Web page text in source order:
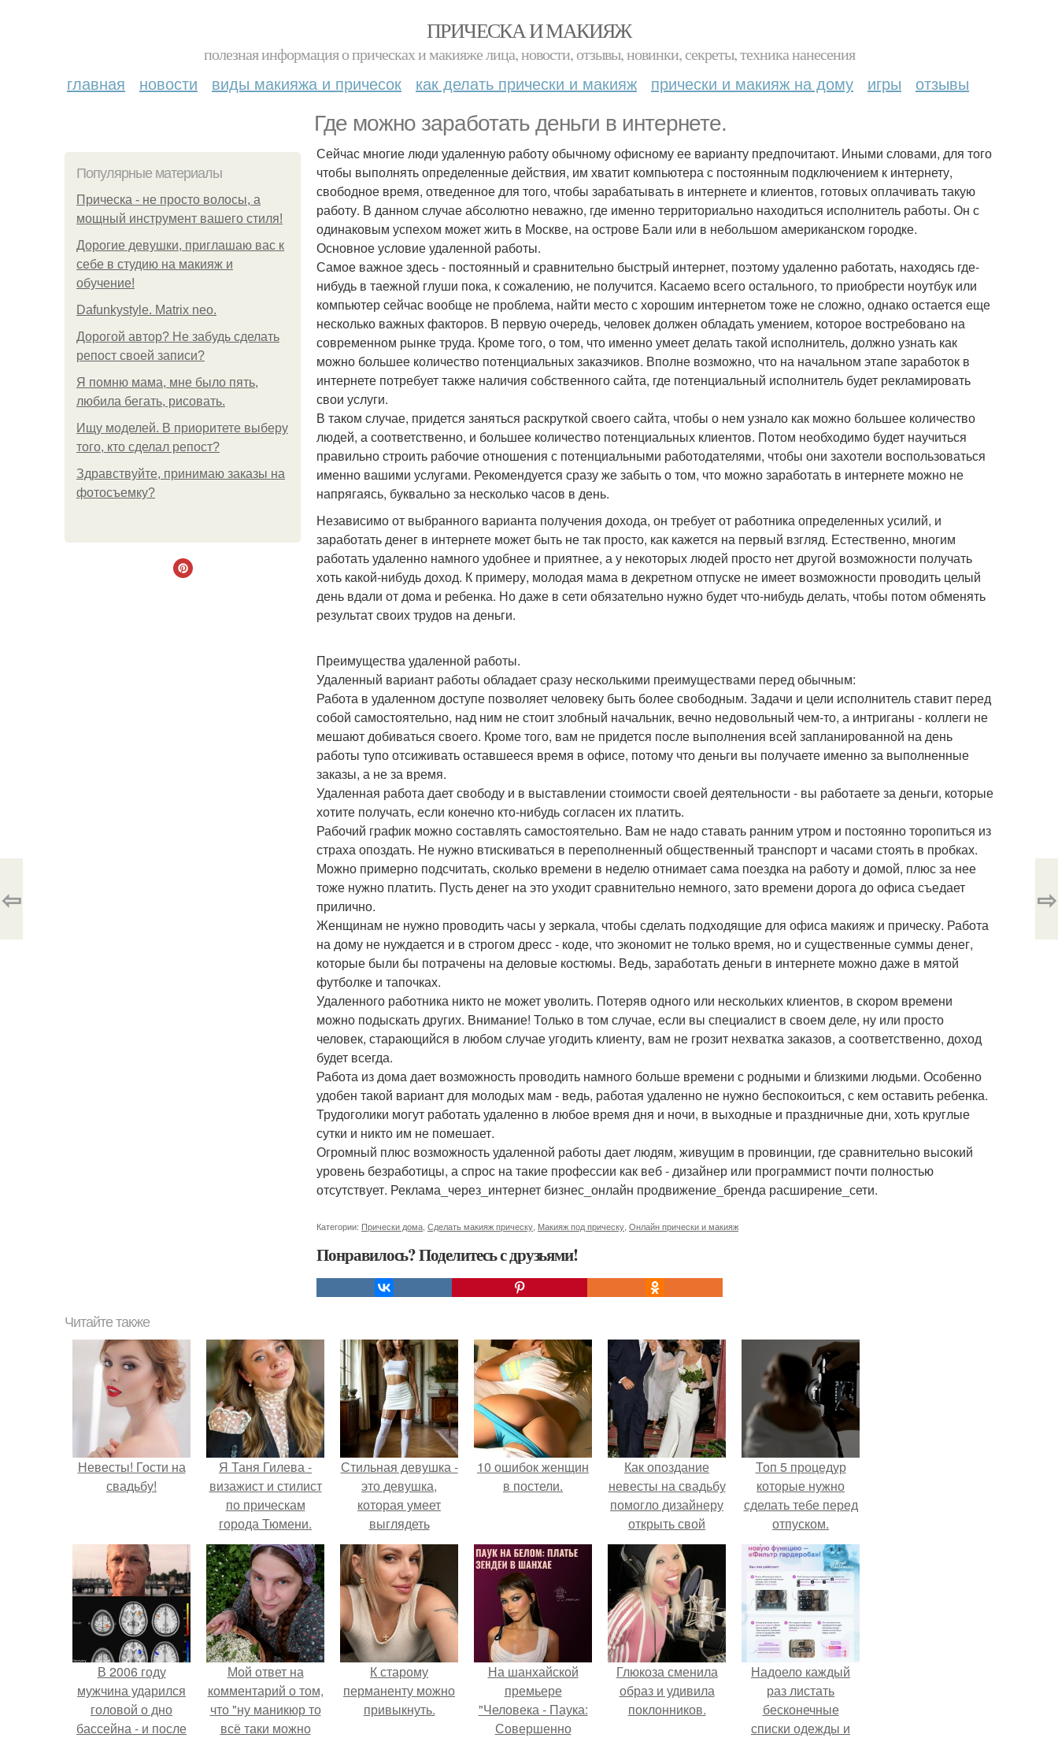
ПРИЧЕСКА И МАКИЯЖ
полезная информация о прическах и макияже лица, новости, отзывы, новинки, секреты, техника нанесения
главная новости виды макияжа и причесок как делать прически и макияж прически и макияж на дому игры отзывы
Где можно заработать деньги в интернете.
Популярные материалы
Прическа - не просто волосы, а
мощный инструмент вашего стиля!
Дорогие девушки, приглашаю вас к
себе в студию на макияж и
обучение!
Dafunkystyle. Matrix neo.
Дорогой автор? Не забудь сделать
репост своей записи?
Я помню мама, мне было пять,
любила бегать, рисовать.
Ищу моделей. В приоритете выберу
того, кто сделал репост?
Здравствуйте, принимаю заказы на
фотосъемку?
Сейчас многие люди удаленную работу обычному офисному ее варианту предпочитают. Иными словами, для того
чтобы выполнять определенные действия, им хватит компьютера с постоянным подключением к интернету,
свободное время, отведенное для того, чтобы зарабатывать в интернете и клиентов, готовых оплачивать такую
работу. В данном случае абсолютно неважно, где именно территориально находиться исполнитель работы. Он с
одинаковым успехом может жить в Москве, на острове Бали или в небольшом американском городке.
Основное условие удаленной работы.
Самое важное здесь - постоянный и сравнительно быстрый интернет, поэтому удаленно работать, находясь где-
нибудь в таежной глуши пока, к сожалению, не получится. Касаемо всего остального, то приобрести ноутбук или
компьютер сейчас вообще не проблема, найти место с хорошим интернетом тоже не сложно, однако остается еще
несколько важных факторов. В первую очередь, человек должен обладать умением, которое востребовано на
современном рынке труда. Кроме того, о том, что именно умеет делать такой исполнитель, должно узнать как
можно большее количество потенциальных заказчиков. Вполне возможно, что на начальном этапе заработок в
интернете потребует также наличия собственного сайта, где потенциальный исполнитель будет рекламировать
свои услуги.
В таком случае, придется заняться раскруткой своего сайта, чтобы о нем узнало как можно большее количество
людей, а соответственно, и большее количество потенциальных клиентов. Потом необходимо будет научиться
правильно строить рабочие отношения с потенциальными работодателями, чтобы они захотели воспользоваться
именно вашими услугами. Рекомендуется сразу же забыть о том, что можно заработать в интернете можно не
напрягаясь, буквально за несколько часов в день.
Независимо от выбранного варианта получения дохода, он требует от работника определенных усилий, и
заработать денег в интернете может быть не так просто, как кажется на первый взгляд. Естественно, многим
работать удаленно намного удобнее и приятнее, а у некоторых людей просто нет другой возможности получать
хоть какой-нибудь доход. К примеру, молодая мама в декретном отпуске не имеет возможности проводить целый
день вдали от дома и ребенка. Но даже в сети обязательно нужно будет что-нибудь делать, чтобы потом обменять
результат своих трудов на деньги.
Преимущества удаленной работы.
Удаленный вариант работы обладает сразу несколькими преимуществами перед обычным:
Работа в удаленном доступе позволяет человеку быть более свободным. Задачи и цели исполнитель ставит перед
собой самостоятельно, над ним не стоит злобный начальник, вечно недовольный чем-то, а интриганы - коллеги не
мешают добиваться своего. Кроме того, вам не придется после выполнения всей запланированной на день
работы тупо отсиживать оставшееся время в офисе, потому что деньги вы получаете именно за выполненные
заказы, а не за время.
Удаленная работа дает свободу и в выставлении стоимости своей деятельности - вы работаете за деньги, которые
хотите получать, если конечно кто-нибудь согласен их платить.
Рабочий график можно составлять самостоятельно. Вам не надо ставать ранним утром и постоянно торопиться из
страха опоздать. Не нужно втискиваться в переполненный общественный транспорт и часами стоять в пробках.
Можно примерно подсчитать, сколько времени в неделю отнимает сама поездка на работу и домой, плюс за нее
тоже нужно платить. Пусть денег на это уходит сравнительно немного, зато времени дорога до офиса съедает
прилично.
Женщинам не нужно проводить часы у зеркала, чтобы сделать подходящие для офиса макияж и прическу. Работа
на дому не нуждается и в строгом дресс - коде, что экономит не только время, но и существенные суммы денег,
которые были бы потрачены на деловые костюмы. Ведь, заработать деньги в интернете можно даже в мятой
футболке и тапочках.
Удаленного работника никто не может уволить. Потеряв одного или нескольких клиентов, в скором времени
можно подыскать других. Внимание! Только в том случае, если вы специалист в своем деле, ну или просто
человек, старающийся в любом случае угодить клиенту, вам не грозит нехватка заказов, а соответственно, доход
будет всегда.
Работа из дома дает возможность проводить намного больше времени с родными и близкими людьми. Особенно
удобен такой вариант для молодых мам - ведь, работая удаленно не нужно беспокоиться, с кем оставить ребенка.
Трудоголики могут работать удаленно в любое время дня и ночи, в выходные и праздничные дни, хоть круглые
сутки и никто им не помешает.
Огромный плюс возможность удаленной работы дает людям, живущим в провинции, где сравнительно высокий
уровень безработицы, а спрос на такие профессии как веб - дизайнер или программист почти полностью
отсутствует. Реклама_через_интернет бизнес_онлайн продвижение_бренда расширение_сети.
Категории: Прически дома Сделать макияж прическу Макияж под прическу Онлайн прически и макияж
Понравилось? Поделитесь с друзьями!
⇦ ⇨
Читайте также
Невесты! Гости на
свадьбу!
Я Таня Гилева -
визажист и стилист
по прическам
города Тюмени.
Стильная девушка -
это девушка,
которая умеет
выглядеть
привлекательно и
элегантно в любои
ситуации.
10 ошибок женщин
в постели.
Как опоздание
невесты на свадьбу
помогло дизайнеру
открыть свой
бренд.
Топ 5 процедур
которые нужно
сделать тебе перед
отпуском.
В 2006 году
мужчина ударился
головой о дно
бассейна - и после
Мой ответ на
комментарий о том,
что "ну маникюр то
всё таки можно
К старому
перманенту можно
привыкнуть.
На шанхайской
премьере
"Человека - Паука:
Совершенно
Глюкоза сменила
образ и удивила
поклонников.
Надоело каждый
раз листать
бесконечные
списки одежды и